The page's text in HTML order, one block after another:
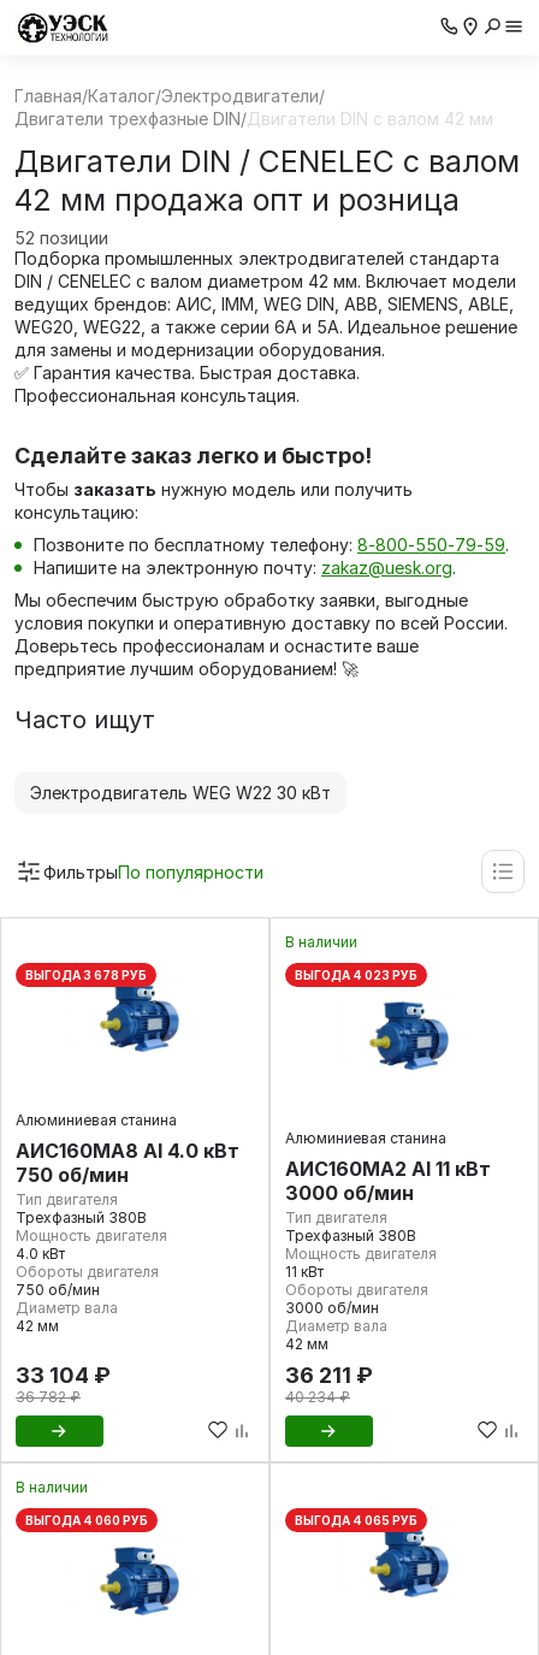
Главная/Каталог/Электродвигатели/
Двигатели трехфазные DIN/Двигатели DIN с валом 42 мм
Двигатели DIN / CENELEC с валом
42 мм продажа опт и розница
52 позиции
Подборка промышленных электродвигателей стандарта
DIN / CENELEC с валом диаметром 42 мм. Включает модели
ведущих брендов: АИС, IMM, WEG DIN, ABB, SIEMENS, ABLE,
WEG20, WEG22, а также серии 6А и 5А. Идеальное решение
для замены и модернизации оборудования.
✅ Гарантия качества. Быстрая доставка.
Профессиональная консультация.
Сделайте заказ легко и быстро!
Чтобы заказать нужную модель или получить
консультацию:
Позвоните по бесплатному телефону: 8‑800‑550‑79‑59.
Напишите на электронную почту: zakaz@uesk.org.
Мы обеспечим быструю обработку заявки, выгодные
условия покупки и оперативную доставку по всей России.
Доверьтесь профессионалам и оснастите ваше
предприятие лучшим оборудованием! 🚀
Часто ищут
Электродвигатель WEG W22 30 кВт
ФильтрыПо популярности
ВЫГОДА 3 678 РУБ
Алюминиевая станина
АИС160МА8 Al 4.0 кВт
750 об/мин
Тип двигателя
Трехфазный 380В
Мощность двигателя
4.0 кВт
Обороты двигателя
750 об/мин
Диаметр вала
42 мм
33 104 ₽
36 782 ₽
В наличии
ВЫГОДА 4 023 РУБ
Алюминиевая станина
АИС160МА2 Al 11 кВт
3000 об/мин
Тип двигателя
Трехфазный 380В
Мощность двигателя
11 кВт
Обороты двигателя
3000 об/мин
Диаметр вала
42 мм
36 211 ₽
40 234 ₽
В наличии
ВЫГОДА 4 060 РУБ ВЫГОДА 4 065 РУБ